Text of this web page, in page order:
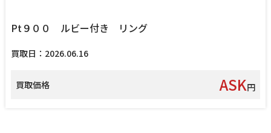
Pt９００ ルビー付き リング
買取日：2026.06.16
買取価格 ASK円